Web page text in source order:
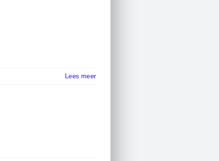
Lees meer